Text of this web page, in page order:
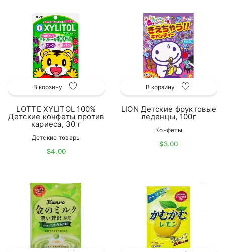
В корзину
LOTTE XYLITOL 100%
Детские конфеты против
кариеса, 30 г
Детские товары
$4.00
В корзину
LION Детские фруктовые
леденцы, 100г
Конфеты
$3.00